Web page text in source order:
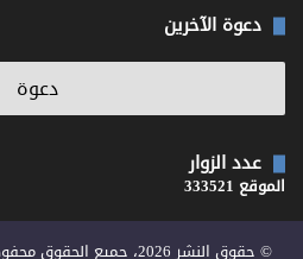
دعوة الآخرين
عدد الزوار
الموقع 333521
© حقوق النشر 2026، جميع